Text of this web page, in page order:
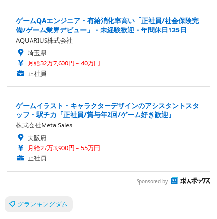
ゲームQAエンジニア・有給消化率高い「正社員/社会保険完
備/ゲーム業界デビュー」・未経験歓迎・年間休日125日
AQUARIUS株式会社
埼玉県
月給32万7,600円～40万円
正社員
ゲームイラスト・キャラクターデザインのアシスタントスタ
ッフ・駅チカ「正社員/賞与年2回/ゲーム好き歓迎」
株式会社Meta Sales
大阪府
月給27万3,900円～55万円
正社員
Sponsored by
グランキングダム